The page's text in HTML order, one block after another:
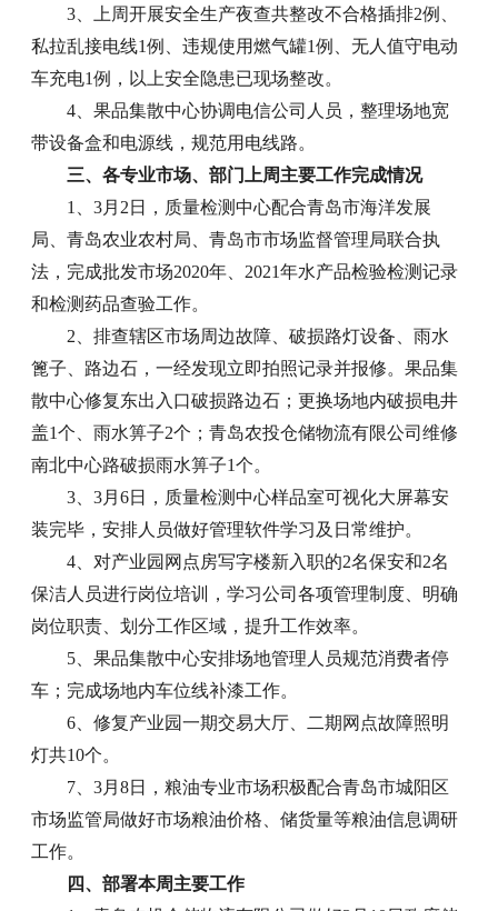
3、上周开展安全生产夜查共整改不合格插排2例、
私拉乱接电线1例、违规使用燃气罐1例、无人值守电动
车充电1例，以上安全隐患已现场整改。
4、果品集散中心协调电信公司人员，整理场地宽
带设备盒和电源线，规范用电线路。
三、各专业市场、部门上周主要工作完成情况
1、3月2日，质量检测中心配合青岛市海洋发展
局、青岛农业农村局、青岛市市场监督管理局联合执
法，完成批发市场2020年、2021年水产品检验检测记录
和检测药品查验工作。
2、排查辖区市场周边故障、破损路灯设备、雨水
篦子、路边石，一经发现立即拍照记录并报修。果品集
散中心修复东出入口破损路边石；更换场地内破损电井
盖1个、雨水箅子2个；青岛农投仓储物流有限公司维修
南北中心路破损雨水箅子1个。
3、3月6日，质量检测中心样品室可视化大屏幕安
装完毕，安排人员做好管理软件学习及日常维护。
4、对产业园网点房写字楼新入职的2名保安和2名
保洁人员进行岗位培训，学习公司各项管理制度、明确
岗位职责、划分工作区域，提升工作效率。
5、果品集散中心安排场地管理人员规范消费者停
车；完成场地内车位线补漆工作。
6、修复产业园一期交易大厅、二期网点故障照明
灯共10个。
7、3月8日，粮油专业市场积极配合青岛市城阳区
市场监管局做好市场粮油价格、储货量等粮油信息调研
工作。
四、部署本周主要工作